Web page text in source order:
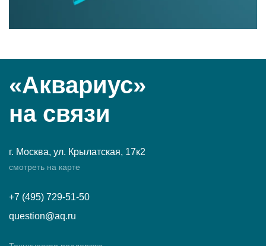
«Аквариус»
на связи
г. Москва, ул. Крылатская, 17к2
смотреть на карте
+7 (495) 729-51-50
question@aq.ru